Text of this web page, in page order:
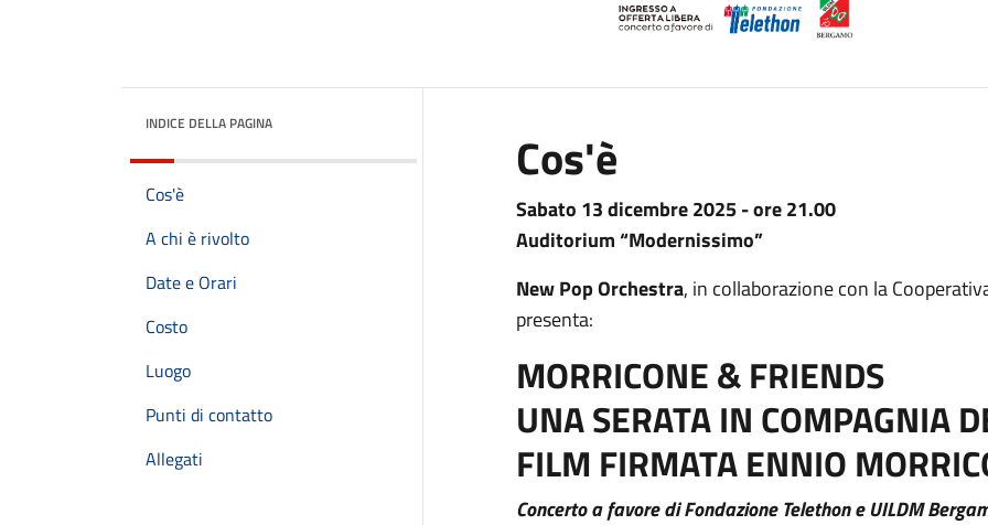
INDICE DELLA PAGINA
Cos'è
A chi è rivolto
Date e Orari
Costo
Luogo
Punti di contatto
Allegati
Cos'è
Sabato 13 dicembre 2025 - ore 21.00
Auditorium “Modernissimo”
New Pop Orchestra, in collaborazione con la
presenta:
MORRICONE & FRIENDS
UNA SERATA IN COMPAGNIA
FILM FIRMATA ENNIO
Concerto a favore di Fondazione Telethon e UILDM